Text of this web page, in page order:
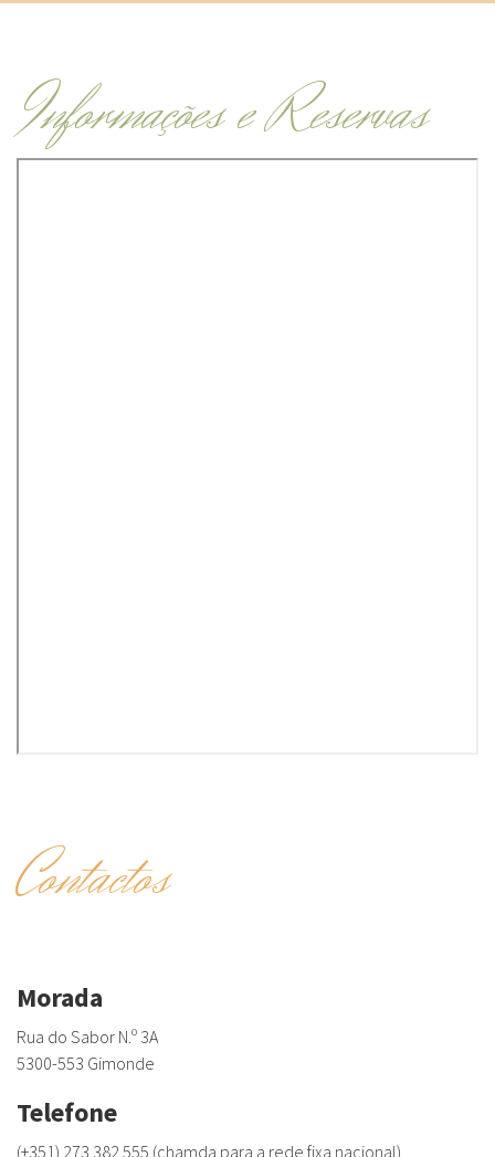
Informações e Reservas
Contactos
Morada
Rua do Sabor N.º 3A
5300-553 Gimonde
Telefone
(+351) 273 382 555 (chamda para a rede fixa nacional)